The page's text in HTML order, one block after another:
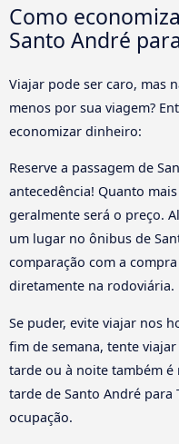
Como
Santo André
Viajar pode ser caro, mas
menos por sua viagem?
economizar dinheiro:
Reserve a passagem de
antecedência! Quanto
geralmente será o preço.
um lugar no ônibus de
comparação com a
diretamente na rodoviária.
Se puder, evite viajar nos
fim de semana, tente
tarde ou à noite também
tarde de Santo André para
ocupação.